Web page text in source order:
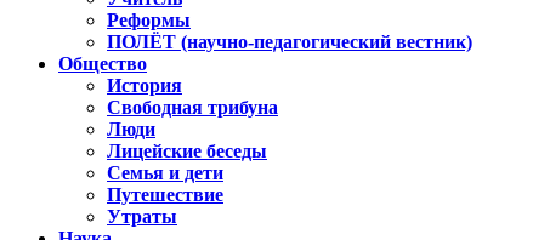
Реформы
ПОЛЁТ (научно-педагогический вестник)
Общество
История
Свободная трибуна
Люди
Лицейские беседы
Семья и дети
Путешествие
Утраты